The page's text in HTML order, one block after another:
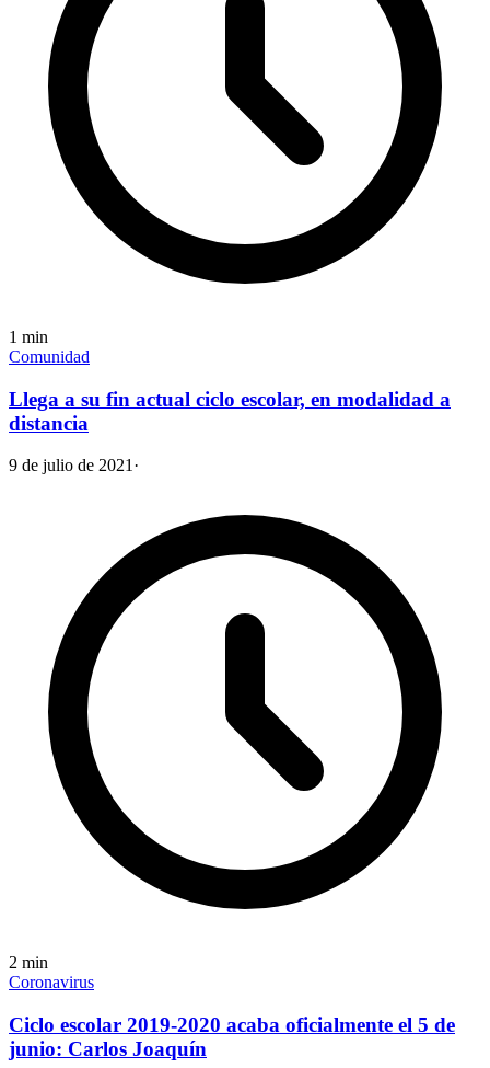
1 min
Comunidad
Llega a su fin actual ciclo escolar, en modalidad a
distancia
9 de julio de 2021 ·
2 min
Coronavirus
Ciclo escolar 2019-2020 acaba oficialmente el 5 de
junio: Carlos Joaquín